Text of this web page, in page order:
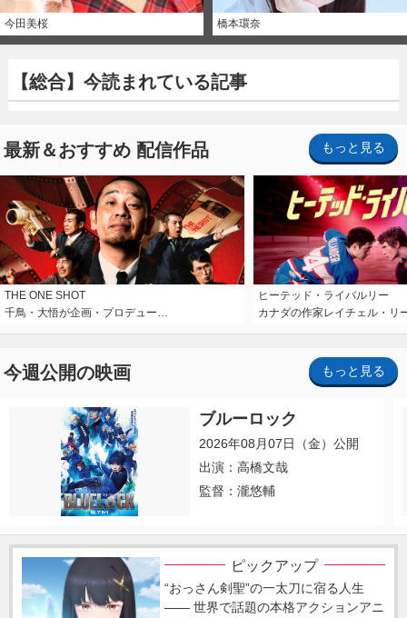
今田美桜 橋本環奈
【総合】今読まれている記事
最新＆おすすめ 配信作品 もっと見る
THE ONE SHOT
千鳥・大悟が企画・プロデュー…
ヒーテッド・ライバルリー
カナダの作家レイチェル・リ
今週公開の映画 もっと見る
ブルーロック
2026年08月07日（金）公開
出演：高橋文哉
監督：瀧悠輔
ピックアップ
“おっさん剣聖”の一太刀に宿る人生
―― 世界で話題の本格アクションアニ